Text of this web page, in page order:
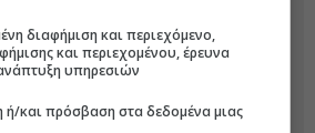
διαφήμιση και περιεχόμενο,
και περιεχομένου, έρευνα
υπηρεσιών
και πρόσβαση στα δεδομένα μιας